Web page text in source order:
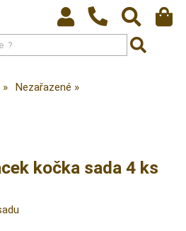
Nezařazené
kočka sada 4 ks